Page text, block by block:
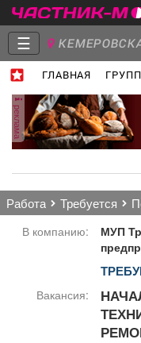
☰
ГЛАВНАЯ
Главная
реклама
работа требуется
В компанию:
МУП
Вакансия: